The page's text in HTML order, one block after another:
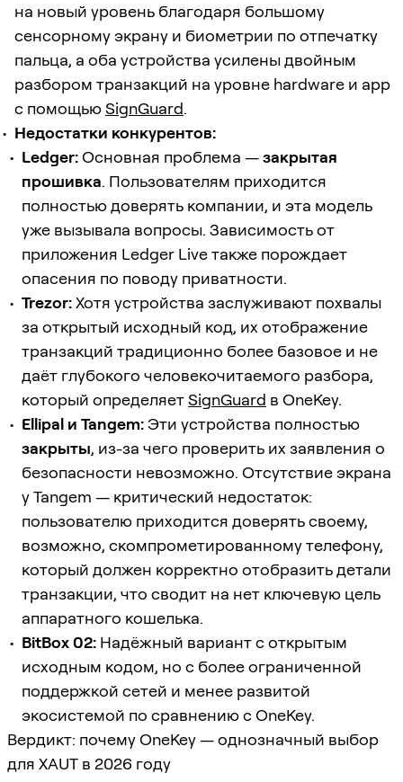
на новый уровень благодаря большому
сенсорному экрану и биометрии по отпечатку
пальца, а оба устройства усилены двойным
разбором транзакций на уровне hardware и app
с помощьюSignGuard.
Недостатки конкурентов:
Ledger:Основная проблема —закрытая
прошивка. Пользователям приходится
полностью доверять компании, и эта модель
уже вызывала вопросы. Зависимость от
приложения Ledger Live также порождает
опасения по поводу приватности.
Trezor:Хотя устройства заслуживают похвалы
за открытый исходный код, их отображение
транзакций традиционно более базовое и не
даёт глубокого человекочитаемого разбора,
который определяетSignGuard в OneKey.
Ellipal и Tangem: Эти устройства полностью
закрыты, из-за чего проверить их заявления о
безопасности невозможно. Отсутствие экрана
у Tangem — критический недостаток:
пользователю приходится доверять своему,
возможно, скомпрометированному телефону,
который должен корректно отобразить детали
транзакции, что сводит на нет ключевую цель
аппаратного кошелька.
BitBox 02: Надёжный вариант с открытым
исходным кодом, но с более ограниченной
поддержкой сетей и менее развитой
экосистемой по сравнению с OneKey.
Вердикт: почему OneKey — однозначный выбор
для XAUT в 2026 году